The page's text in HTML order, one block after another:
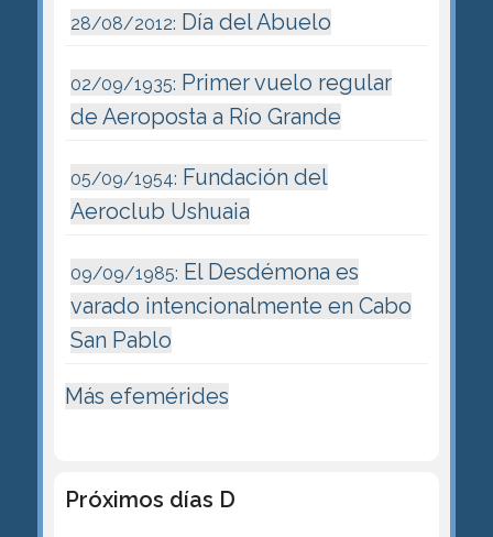
28/08/2012: Día del Abuelo
02/09/1935: Primer vuelo regular
de Aeroposta a Río Grande
05/09/1954: Fundación del
Aeroclub Ushuaia
09/09/1985: El Desdémona es
varado intencionalmente en Cabo
San Pablo
Más efemérides
Próximos días D